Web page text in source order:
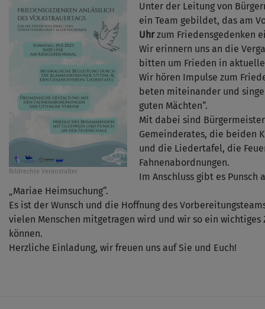
Bildrechte Veranstalter
Unter der Leitung von
ein Team gebildet, das am
Uhrzum Friedensgedenken
Wir erinnern uns an die
bitten um Frieden in
Wir hören Impulse zum
beten miteinander und
guten Mächten“.
Mit dabei sind
Gemeinderates, die beiden
und die Liedertafel, die
Fahnenabordnungen.
Im Anschluss gibt es Punsch
„Mariae Heimsuchung“.
Es ist der Wunsch und die Hoffnung des
vielen Menschen mitgetragen wird und wir so ein wichtiges
können.
Herzliche Einladung, wir freuen uns auf Sie und Euch!